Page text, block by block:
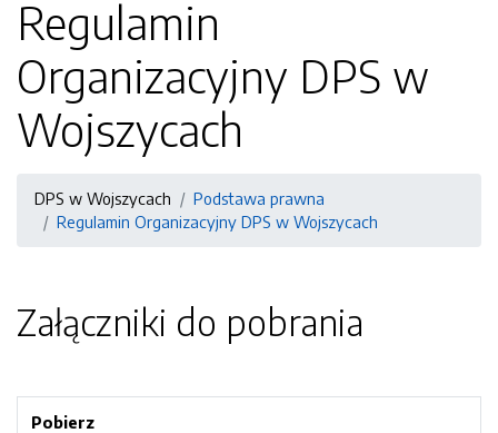
Regulamin
Organizacyjny DPS w
Wojszycach
DPS w Wojszycach
Podstawa prawna
Regulamin Organizacyjny DPS w Wojszycach
Załączniki do pobrania
Pobierz